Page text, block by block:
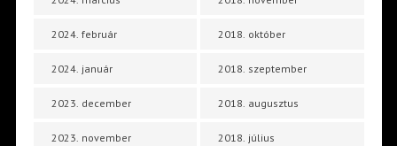
2024. február
2024. január
2023. december
2023. november
2018. október
2018. szeptember
2018. augusztus
2018. július